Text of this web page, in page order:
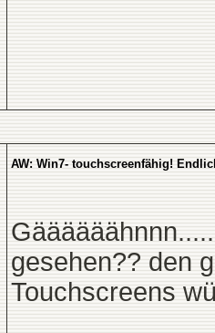
AW: Win7- touchscreenfähig!
gesehen?? den
Touchscreens